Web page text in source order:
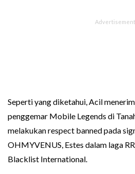
Seperti yang diketahui, Acil
penggemar Mobile Legends di
melakukan respect banned pada
OHMYVENUS, Estes dalam laga
Blacklist International.